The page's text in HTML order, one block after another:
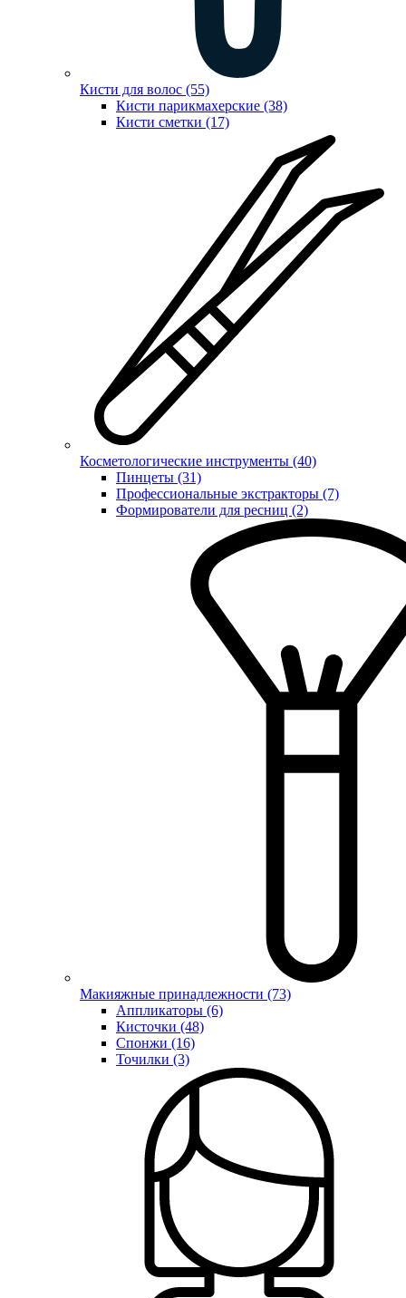
Кисти для волос (55)
Кисти парикмахерские (38)
Кисти сметки (17)
Косметологические инструменты (40)
Пинцеты (31)
Профессиональные экстракторы (7)
Формирователи для ресниц (2)
Макияжные принадлежности (73)
Аппликаторы (6)
Кисточки (48)
Спонжи (16)
Точилки (3)